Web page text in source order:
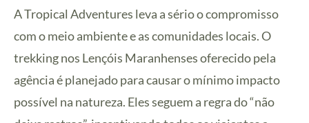
A Tropical Adventures leva a sério o compromisso
com o meio ambiente e as comunidades locais. O
trekking nos Lençóis Maranhenses oferecido pela
agência é planejado para causar o mínimo impacto
possível na natureza. Eles seguem a regra do “não